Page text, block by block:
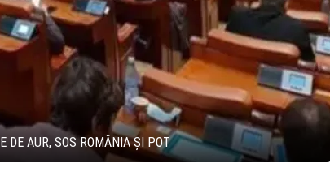
DE AUR, SOS ROMÂNIA ŞI POT